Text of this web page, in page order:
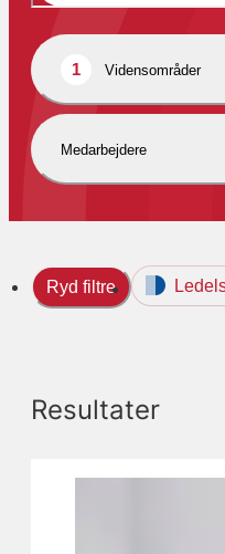
1 Vidensområder
Medarbejdere
Ryd filtre
Resultater